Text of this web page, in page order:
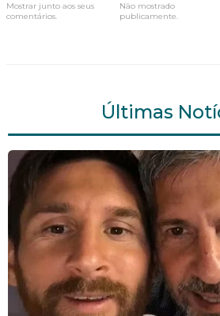
Mostrar junto aos seus
comentários.
Não mostrado
publicamente.
Últimas